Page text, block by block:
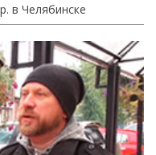
в Челябинске